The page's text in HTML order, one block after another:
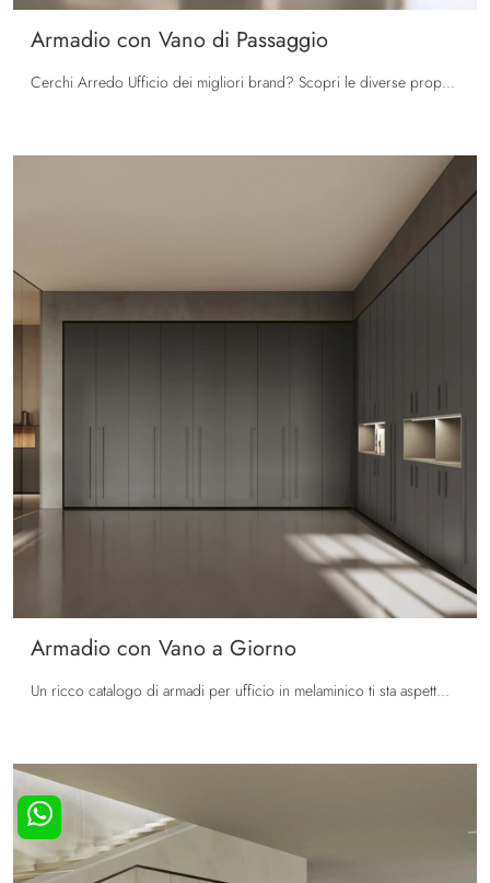
Armadio con Vano di Passaggio
Cerchi Arredo Ufficio dei migliori brand? Scopri le diverse proposte di armadi per ufficio in melaminico, come il modello Armadio con Vano di ...
Armadio con Vano a Giorno
Un ricco catalogo di armadi per ufficio in melaminico ti sta aspettando! Il modello Armadio con Vano a Giorno di Colombini Office ti sta aspettando!